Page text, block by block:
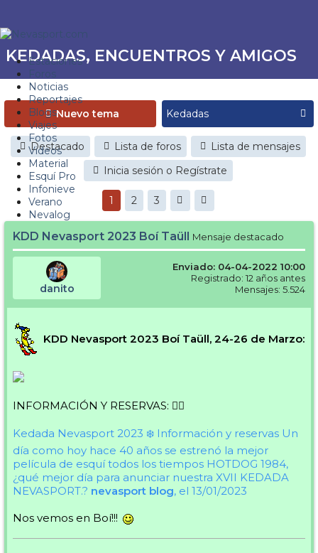
Estaciones
Foros
Noticias
Reportajes
Blogs
Viajes
Fotos
Videos
Material
Esquí Pro
Infonieve
Verano
Nevalog
KEDADAS, ENCUENTROS Y AMIGOS
Nuevo tema
Destacado Lista de foros
Lista de mensajes
Inicia sesión o Regístrate
1 2 3
KDD Nevasport 2023 Boí Taüll Mensaje destacado
danito
Enviado: 04-04-2022 10:00
Registrado: 12 años antes
Mensajes: 5.524
KDD Nevasport 2023 Boí Taüll, 24-26 de Marzo:
INFORMACIÓN Y RESERVAS: 👇🏻
Kedada Nevasport 2023 ❄️ Información y reservas Un
día como hoy hace 40 años se estrenó la mejor
película de esquí todos los tiempos HOTDOG 1984,
¿qué mejor día para anunciar nuestra XVII KEDADA
NEVASPORT.? nevasport blog, el 13/01/2023
Nos vemos en Boí!!!